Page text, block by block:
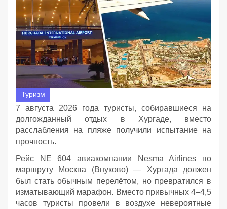
Туризм
7 августа 2026 года туристы, собиравшиеся на
долгожданный отдых в Хургаде, вместо
расслабления на пляже получили испытание на
прочность.
Рейс NE 604 авиакомпании Nesma Airlines по
маршруту Москва (Внуково) — Хургада должен
был стать обычным перелётом, но превратился в
изматывающий марафон. Вместо привычных 4–4,5
часов туристы провели в воздухе невероятные